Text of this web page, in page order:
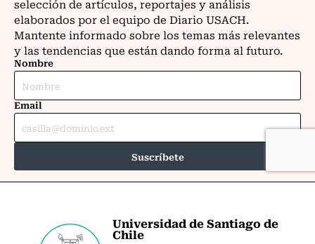
Universidad de Santiago de
Chile